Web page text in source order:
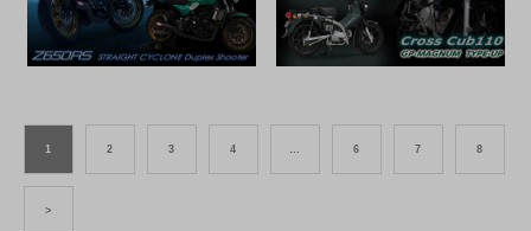
1 2 3 4 … 6 7 8
>